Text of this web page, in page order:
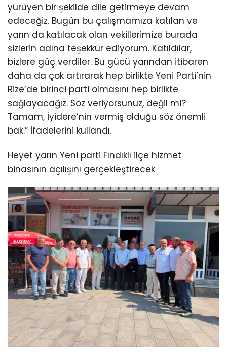
yürüyen bir şekilde dile getirmeye devam
edeceğiz. Bugün bu çalışmamıza katılan ve
yarın da katılacak olan vekillerimize burada
sizlerin adına teşekkür ediyorum. Katıldılar,
bizlere güç verdiler. Bu gücü yarından itibaren
daha da çok artırarak hep birlikte Yeni Parti’nin
Rize’de birinci parti olmasını hep birlikte
sağlayacağız. Söz veriyorsunuz, değil mi?
Tamam, İyidere’nin vermiş olduğu söz önemli
bak.” İfadelerini kullandı.
Heyet yarın Yeni parti Fındıklı ilçe hizmet
binasının açılışını gerçekleştirecek